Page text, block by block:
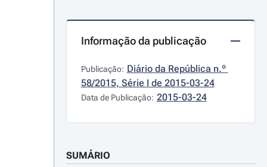
Informação da publicação
Publicação: Diário da República n.º
58/2015, Série I de 2015-03-24
Data de Publicação: 2015-03-24
SUMÁRIO